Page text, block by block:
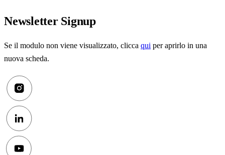
Newsletter Signup
Se il modulo non viene visualizzato, clicca qui per aprirlo in una
nuova scheda.